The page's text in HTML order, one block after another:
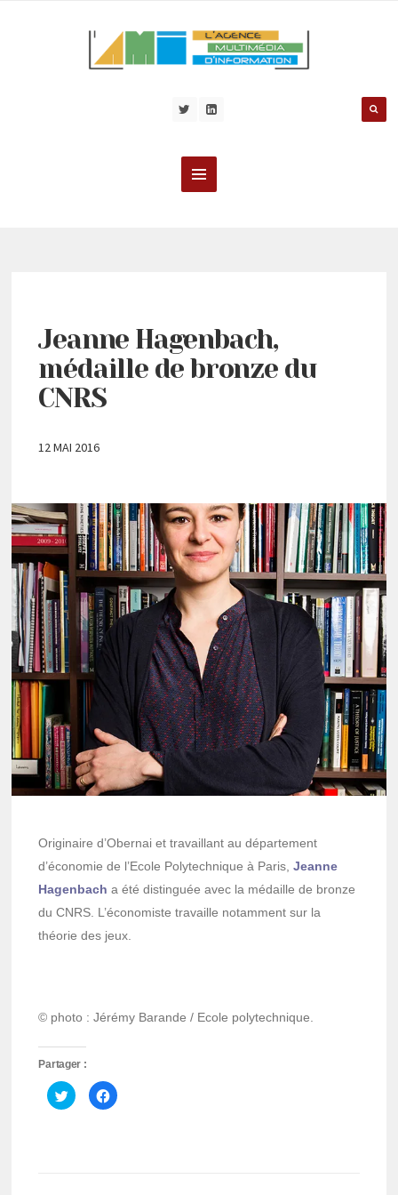
Jeanne Hagenbach,
médaille de bronze du
CNRS
12 MAI 2016
Originaire d’Obernai et travaillant au département
d’économie de l’Ecole Polytechnique à Paris,Jeanne
Hagenbach a été distinguée avec la médaille de bronze
du CNRS. L’économiste travaille notamment sur la
théorie des jeux.
© photo : Jérémy Barande / Ecole polytechnique.
Partager :
Cliquez
pour
partager
Cliquez
pour